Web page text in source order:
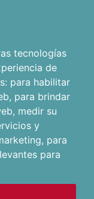
tecnologías
de
para habilitar
, para brindar
, medir su
y
, para
para